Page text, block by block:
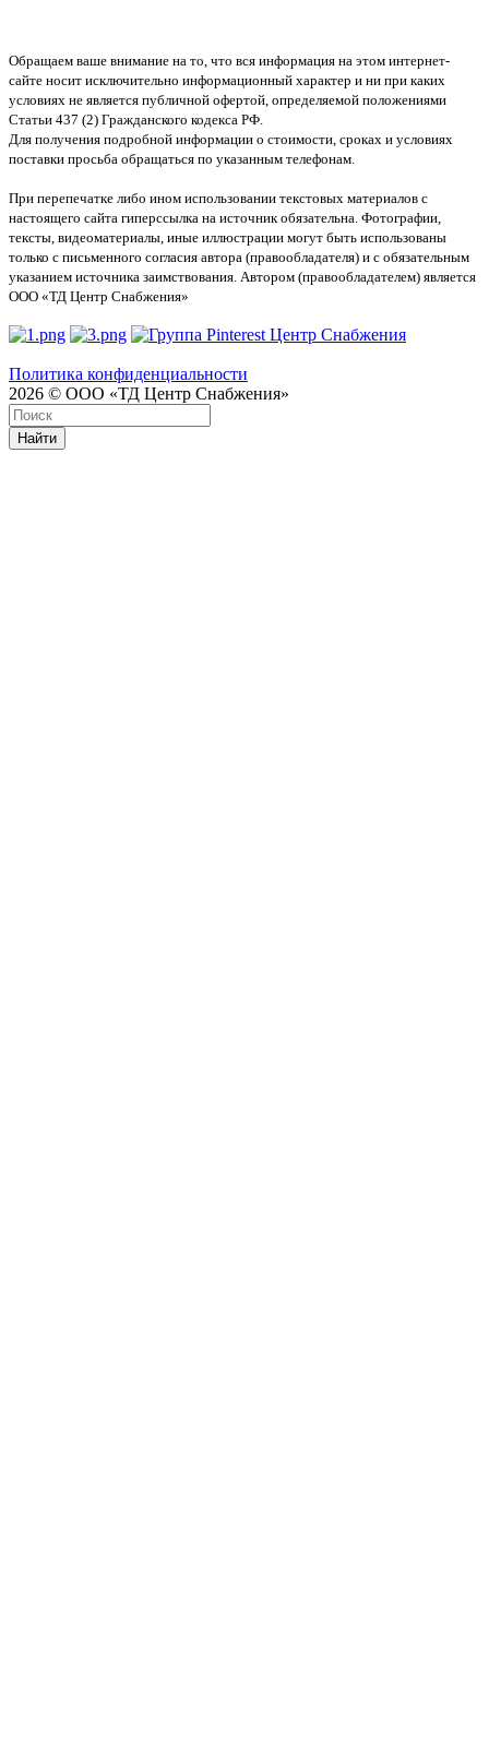
Обращаем ваше внимание на то, что вся информация на этом интернет-
сайте носит исключительно информационный характер и ни при каких
условиях не является публичной офертой, определяемой положениями
Статьи 437 (2) Гражданского кодекса РФ.
Для получения подробной информации о стоимости, сроках и условиях
поставки просьба обращаться по указанным телефонам.
При перепечатке либо ином использовании текстовых материалов с
настоящего сайта гиперссылка на источник обязательна. Фотографии,
тексты, видеоматериалы, иные иллюстрации могут быть использованы
только с письменного согласия автора (правообладателя) и с обязательным
указанием источника заимствования. Автором (правообладателем) является
ООО «ТД Центр Снабжения»
Политика конфиденциальности
2026 © ООО «ТД Центр Снабжения»
Найти